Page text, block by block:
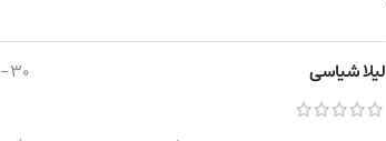
لیلا شیاسی 30